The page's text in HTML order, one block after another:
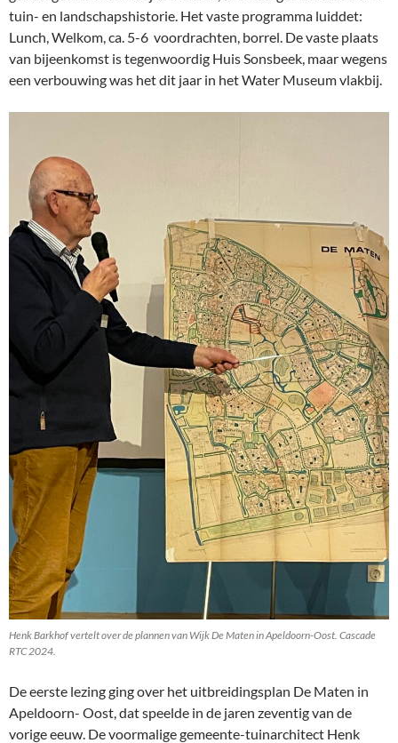
tuin- en landschapshistorie. Het vaste programma luiddet:
Lunch, Welkom, ca. 5-6 voordrachten, borrel. De vaste plaats
van bijeenkomst is tegenwoordig Huis Sonsbeek, maar wegens
een verbouwing was het dit jaar in het Water Museum vlakbij.
Henk Barkhof vertelt over de plannen van Wijk De Maten in Apeldoorn-Oost. Cascade
RTC 2024.
De eerste lezing ging over het uitbreidingsplan De Maten in
Apeldoorn- Oost, dat speelde in de jaren zeventig van de
vorige eeuw. De voormalige gemeente-tuinarchitect Henk